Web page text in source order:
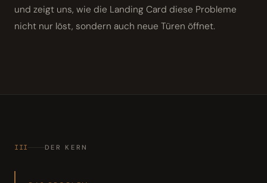
und zeigt uns, wie die Landing Card diese Probleme
nicht nur löst, sondern auch neue Türen öffnet.
III DER KERN